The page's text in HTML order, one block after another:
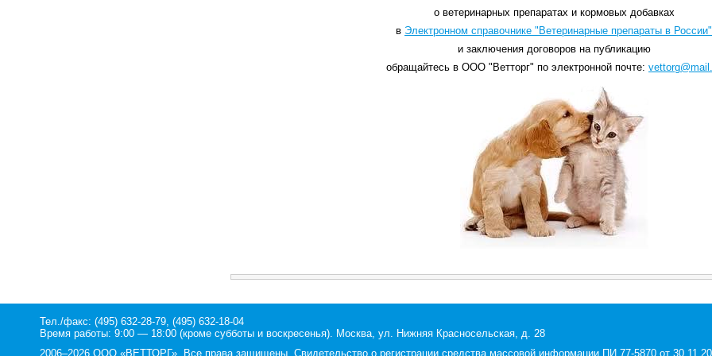
о ветеринарных препаратах и кормовых добавках
в Электронном справочнике "Ветеринарные препараты в России"
и заключения договоров на публикацию
обращайтесь в ООО "Ветторг" по электронной почте:
Тел./факс: (495) 632-28-79, (495) 632-18-04
Время работы: 9:00 — 18:00 (кроме субботы и воскресенья). Москва, ул. Нижняя Красносельская, д. 28
2006–2026 ООО «ВЕТТОРГ». Все права защищены. Свидетельство о регистрации средства массовой информации ПИ 77-5870 от